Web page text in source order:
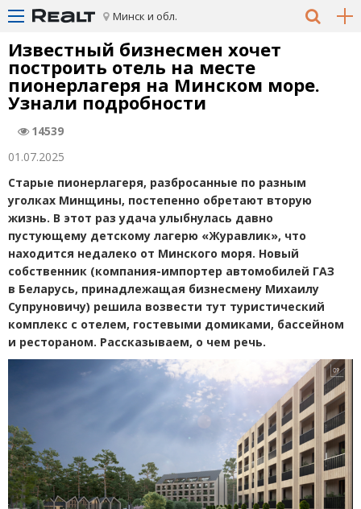
Минск и обл.
Известный бизнесмен хочет
построить отель на месте
пионерлагеря на Минском море.
Узнали подробности
14539
01.07.2025
Старые пионерлагеря, разбросанные по разным
уголках Минщины, постепенно обретают вторую
жизнь. В этот раз удача улыбнулась давно
пустующему детскому лагерю «Журавлик», что
находится недалеко от Минского моря. Новый
собственник (компания-импортер автомобилей ГАЗ
в Беларусь, принадлежащая бизнесмену Михаилу
Супруновичу) решила возвести тут туристический
комплекс с отелем, гостевыми домиками, бассейном
и рестораном. Рассказываем, о чем речь.